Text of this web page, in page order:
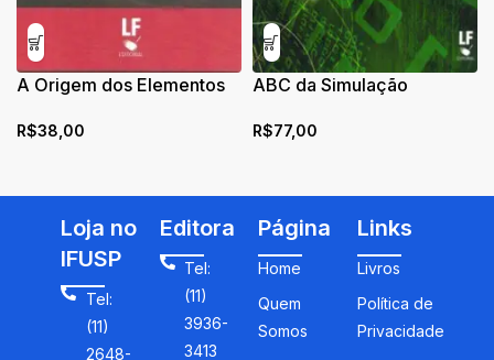
A Origem dos Elementos
abordagem inicial
R$38,00
ABC da Simulação
R$77,00
Loja no
IFUSP
Tel:
(11)
2648-
Editora
Tel:
(11)
3936-
3413
Página
Home
Quem
Somos
Links
Livros
Política de
Privacidade